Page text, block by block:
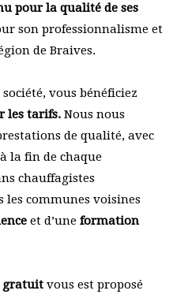
pour la qualité de ses
son professionnalisme et
de Braives.
vous bénéficiez
les tarifs. Nous nous
de qualité, avec
la fin de chaque
chauffagistes
communes voisines
et d’une formation
gratuit vous est proposé